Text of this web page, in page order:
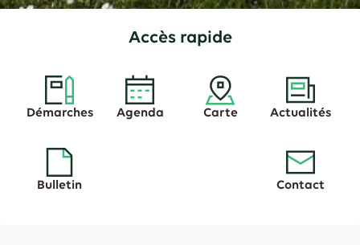
Accès rapide
Démarches Agenda Carte Actualités
Bulletin Contact